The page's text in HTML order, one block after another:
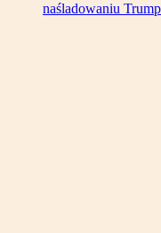
naśladowaniu